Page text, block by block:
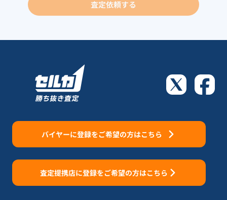
査定依頼する
バイヤーに登録をご希望の方はこちら
査定提携店に登録をご希望の方はこちら